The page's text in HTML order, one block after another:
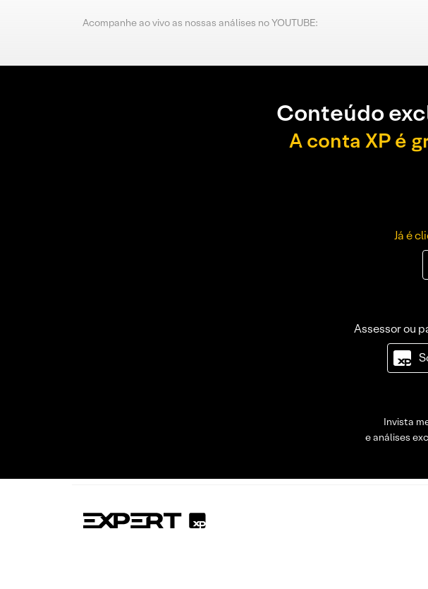
Acompanhe ao vivo as nossas análises no YOUTUBE:
Conteúdo
A conta XP é
Já é
Assessor ou
Invista
e análises